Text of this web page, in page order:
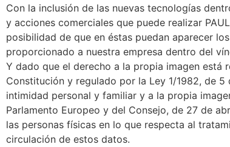
Con la inclusión de las nuevas tecnologías
y acciones comerciales que puede realizar
posibilidad de que en éstas puedan aparecer
proporcionado a nuestra empresa dentro del
Y dado que el derecho a la propia imagen está
Constitución y regulado por la Ley 1/1982, de
intimidad personal y familiar y a la propia
Parlamento Europeo y del Consejo, de 27 de
las personas físicas en lo que respecta al
circulación de estos datos.